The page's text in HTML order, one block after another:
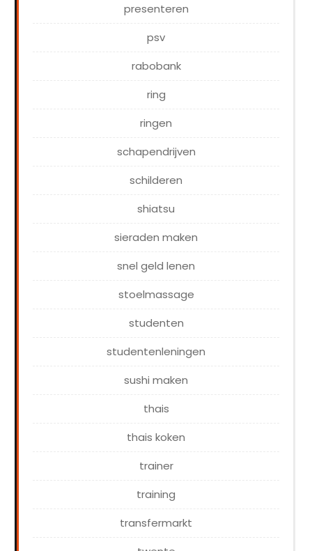
presenteren
psv
rabobank
ring
ringen
schapendrijven
schilderen
shiatsu
sieraden maken
snel geld lenen
stoelmassage
studenten
studentenleningen
sushi maken
thais
thais koken
trainer
training
transfermarkt